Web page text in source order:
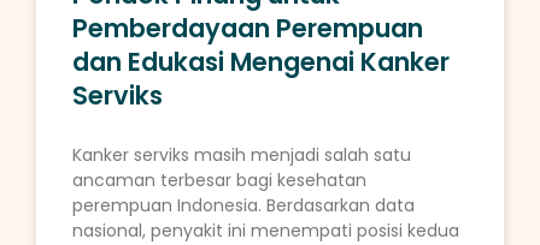
Pemberdayaan Perempuan
dan Edukasi Mengenai Kanker
Serviks
Kanker serviks masih menjadi salah satu
ancaman terbesar bagi kesehatan
perempuan Indonesia. Berdasarkan data
nasional, penyakit ini menempati posisi kedua